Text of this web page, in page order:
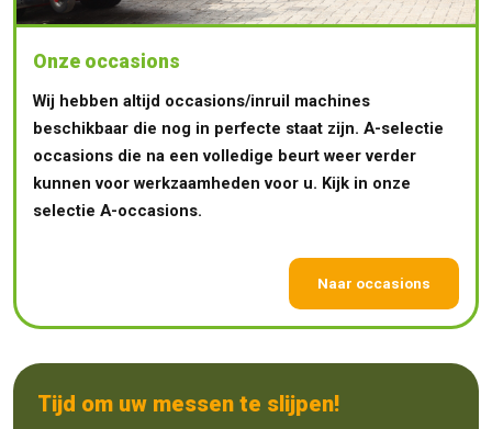
Onze occasions
Wij hebben altijd occasions/inruil machines
beschikbaar die nog in perfecte staat zijn. A-selectie
occasions die na een volledige beurt weer verder
kunnen voor werkzaamheden voor u. Kijk in onze
selectie A-occasions.
Naar occasions
Tijd om uw messen te slijpen!